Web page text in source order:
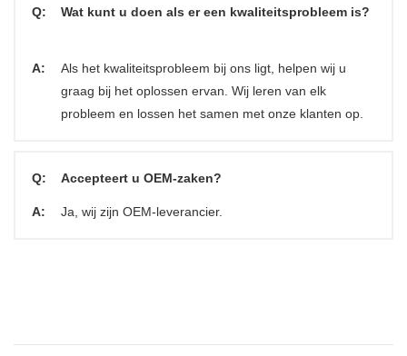
Q: Wat kunt u doen als er een kwaliteitsprobleem is?
A:
Als het kwaliteitsprobleem bij ons ligt, helpen wij u
graag bij het oplossen ervan. Wij leren van elk
probleem en lossen het samen met onze klanten op.
Q: Accepteert u OEM-zaken?
A: Ja, wij zijn OEM-leverancier.